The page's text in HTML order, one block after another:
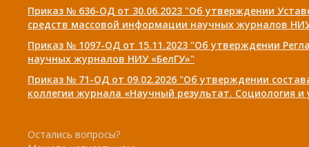
Приказ № 636-ОД от 30.06.2023 "Об утверждении
средств массовой информации научных журналов
Приказ № 1097-ОД от 15.11.2023 "Об утверждении
научных журналов НИУ «БелГУ»"
Приказ № 71-ОД от 09.02.2026 "Об утверждении
коллегии журнала «Научный результат. Социология и
Остались вопросы?